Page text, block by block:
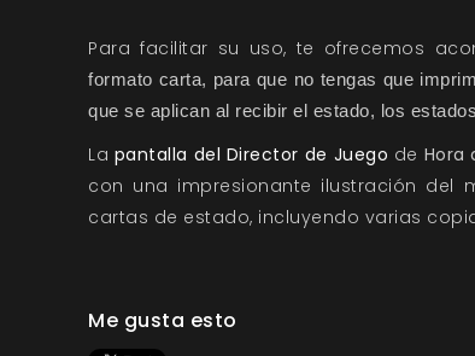
Para facilitar su uso, te ofrecemos
formato carta, para que no tengas que
que se aplican al recibir el estado, los
La pantalla del Director de Juego de Hora
con una impresionante ilustración del
cartas de estado, incluyendo varias
Me gusta esto